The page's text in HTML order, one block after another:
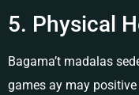
5. Physical
Bagama’t madalas
games ay may